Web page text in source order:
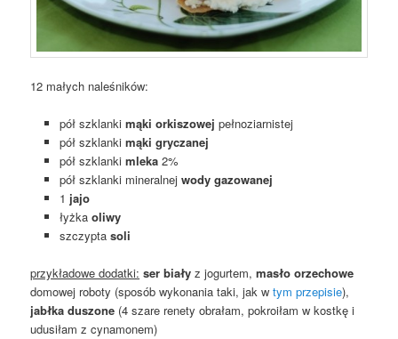
12 małych naleśników:
pół szklanki mąki orkiszowej pełnoziarnistej
pół szklanki mąki gryczanej
pół szklanki mleka 2%
pół szklanki mineralnej wody gazowanej
1 jajo
łyżka oliwy
szczypta soli
przykładowe dodatki: ser biały z jogurtem,masło orzechowe
domowej roboty (sposób wykonania taki, jak wtym przepisie),
jabłka duszone (4 szare renety obrałam, pokroiłam w kostkę i
udusiłam z cynamonem)